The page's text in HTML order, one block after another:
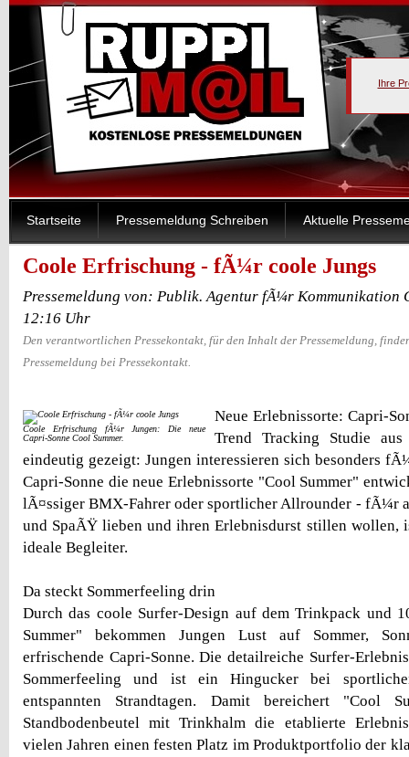
Ihre
Startseite Pressemeldung Schreiben Aktuelle
Coole Erfrischung - fÃ¼r coole Jungs
Pressemeldung von: Publik. Agentur fÃ¼r Kommunikation
12:16 Uhr
Den verantwortlichen Pressekontakt, für den Inhalt der Pressemeldung,
Pressemeldung bei Pressekontakt.
Neue Erlebnissorte: Capri-
Coole Erfrischung fÃ¼r Jungen: Die neue
Capri-Sonne Cool Summer.
Trend Tracking Studie
eindeutig gezeigt: Jungen interessieren sich besonders
Capri-Sonne die neue Erlebnissorte "Cool Summer"
lÃ¤ssiger BMX-Fahrer oder sportlicher Allrounder - fÃ¼r
und SpaÃŸ lieben und ihren Erlebnisdurst stillen wollen,
ideale Begleiter.
Da steckt Sommerfeeling drin
Durch das coole Surfer-Design auf dem Trinkpack und
Summer" bekommen Jungen Lust auf Sommer,
erfrischende Capri-Sonne. Die detailreiche Surfer-
Sommerfeeling und ist ein Hingucker bei
entspannten Strandtagen. Damit bereichert "Cool
Standbodenbeutel mit Trinkhalm die etablierte
vielen Jahren einen festen Platz im Produktportfolio der